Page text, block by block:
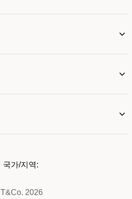
T&Co. 2026
국가/지역: